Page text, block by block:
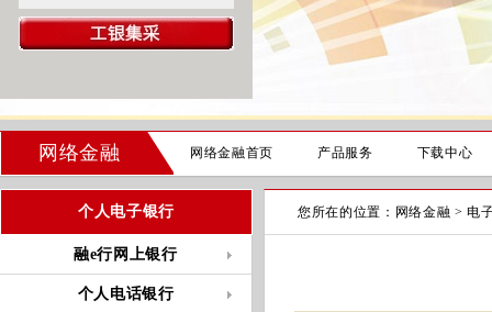
网络金融 网络金融首页 产品服务 下载中心
个人电子银行
融e行网上银行
个人电话银行
您所在的位置： 网络金融 >电